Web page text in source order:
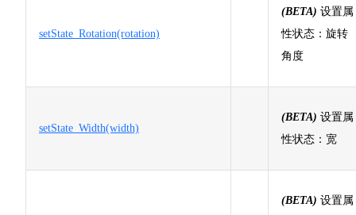
setState_Rotation(rotation)
(BETA) 设置属
性状态：旋转
角度
setState_Width(width)
(BETA) 设置属
性状态：宽
(BETA) 设置属